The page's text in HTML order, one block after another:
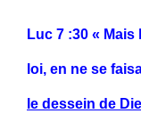
Luc 7 :30 « Mais
loi, en ne se
le dessein de